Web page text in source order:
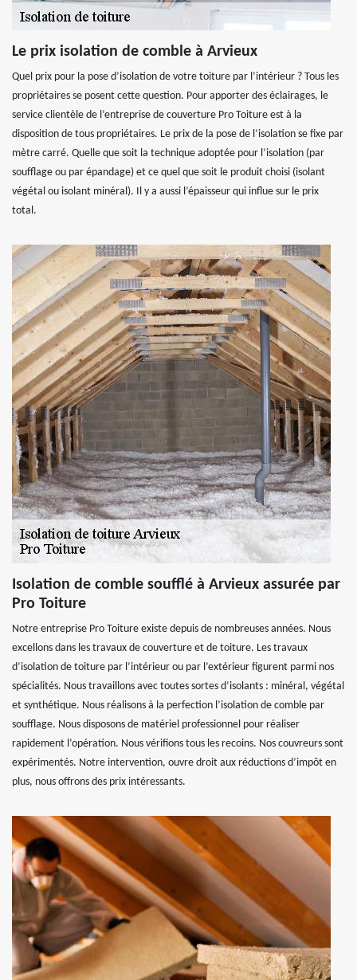
Le prix isolation de comble à Arvieux
Quel prix pour la pose d’isolation de votre toiture par l’intérieur ? Tous les
propriétaires se posent cette question. Pour apporter des éclairages, le
service clientèle de l’entreprise de couverture Pro Toiture est à la
disposition de tous propriétaires. Le prix de la pose de l’isolation se fixe par
mètre carré. Quelle que soit la technique adoptée pour l’isolation (par
soufflage ou par épandage) et ce quel que soit le produit choisi (isolant
végétal ou isolant minéral). Il y a aussi l’épaisseur qui influe sur le prix
total.
Isolation de comble soufflé à Arvieux assurée par
Pro Toiture
Notre entreprise Pro Toiture existe depuis de nombreuses années. Nous
excellons dans les travaux de couverture et de toiture. Les travaux
d’isolation de toiture par l’intérieur ou par l’extérieur figurent parmi nos
spécialités. Nous travaillons avec toutes sortes d’isolants : minéral, végétal
et synthétique. Nous réalisons à la perfection l’isolation de comble par
soufflage. Nous disposons de matériel professionnel pour réaliser
rapidement l’opération. Nous vérifions tous les recoins. Nos couvreurs sont
expérimentés. Notre intervention, ouvre droit aux réductions d’impôt en
plus, nous offrons des prix intéressants.